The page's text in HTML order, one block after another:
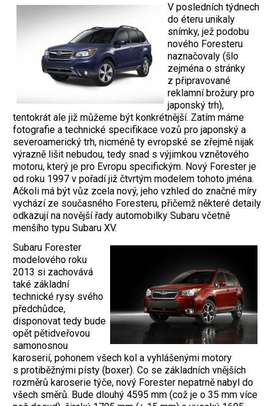
V posledních týdnech
do éteru unikaly
snímky, jež podobu
nového Foresteru
naznačovaly (šlo
zejména o stránky
z připravované
reklamní brožury pro
japonský trh),
tentokrát ale již můžeme být konkrétnější. Zatím máme
fotografie a technické specifikace vozů pro japonský a
severoamerický trh, nicméně ty evropské se zřejmě nijak
výrazně lišit nebudou, tedy snad s výjimkou vznětového
motoru, který je pro Evropu specifickým. Nový Forester je
od roku 1997 v pořadí již čtvrtým modelem tohoto jména.
Ačkoli má být vůz zcela nový, jeho vzhled do značné míry
vychází ze současného Foresteru, přičemž některé detaily
odkazují na novější řady automobilky Subaru včetně
menšího typu Subaru XV.
Subaru Forester
modelového roku
2013 si zachovává
také základní
technické rysy svého
předchůdce,
disponovat tedy bude
opět pětidveřovou
samonosnou
karoserií, pohonem všech kol a vyhlášenými motory
s protiběžnými písty (boxer). Co se základních vnějších
rozměrů karoserie týče, nový Forester nepatrně nabyl do
všech směrů. Bude dlouhý 4595 mm (což je o 35 mm více